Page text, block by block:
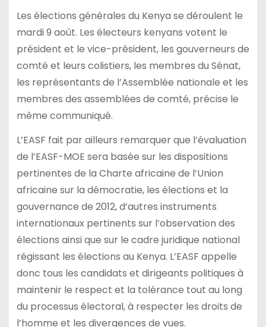
Les élections générales du Kenya se déroulent le
mardi 9 août. Les électeurs kenyans votent le
président et le vice-président, les gouverneurs de
comté et leurs colistiers, les membres du Sénat,
les représentants de l’Assemblée nationale et les
membres des assemblées de comté, précise le
même communiqué.
L’EASF fait par ailleurs remarquer que l’évaluation
de l’EASF-MOE sera basée sur les dispositions
pertinentes de la Charte africaine de l’Union
africaine sur la démocratie, les élections et la
gouvernance de 2012, d’autres instruments
internationaux pertinents sur l’observation des
élections ainsi que sur le cadre juridique national
régissant les élections au Kenya. L’EASF appelle
donc tous les candidats et dirigeants politiques à
maintenir le respect et la tolérance tout au long
du processus électoral, à respecter les droits de
l’homme et les divergences de vues.